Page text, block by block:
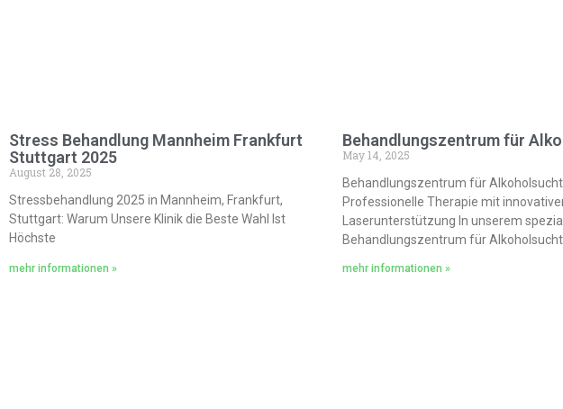
Stress Behandlung Mannheim Frankfurt
Stuttgart 2025
August 28, 2025
Stressbehandlung 2025 in Mannheim, Frankfurt,
Stuttgart: Warum Unsere Klinik die Beste Wahl Ist
Höchste
mehr informationen »
Behandlungszentrum für
May 14, 2025
Behandlungszentrum für
Professionelle Therapie mit
Laserunterstützung In unserem
Behandlungszentrum für
mehr informationen »